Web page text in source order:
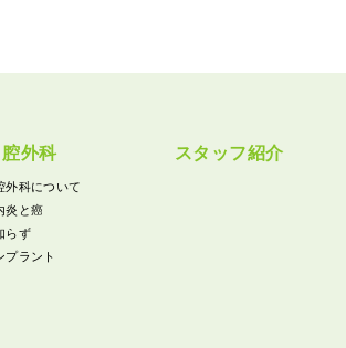
外科
外科について
炎と癌
らず
プラント
スタッフ紹介